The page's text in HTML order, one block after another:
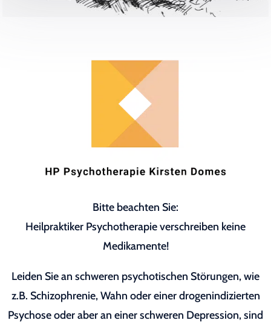
Bitte beachten Sie:
Heilpraktiker Psychotherapie verschreiben keine
Medikamente!
Leiden Sie an schweren psychotischen Störungen, wie
z.B. Schizophrenie, Wahn oder einer drogenindizierten
Psychose oder aber an einer schweren Depression, sind